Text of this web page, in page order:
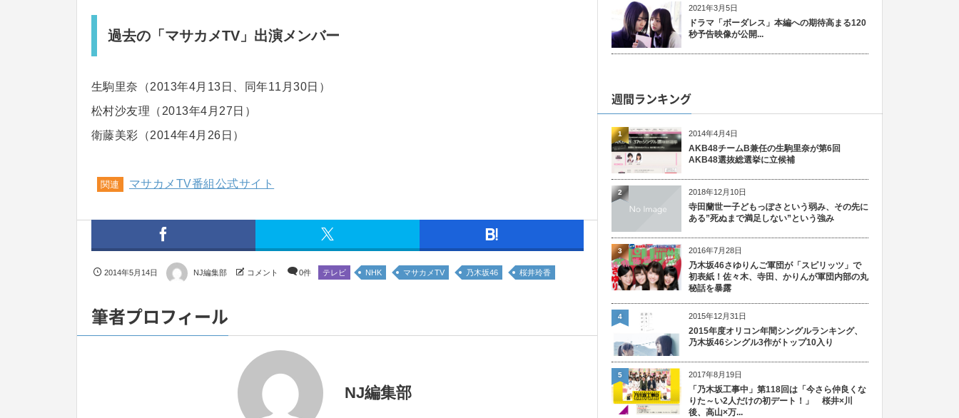
過去の「マサカメTV」出演メンバー
生駒里奈（2013年4月13日、同年11月30日）
松村沙友理（2013年4月27日）
衛藤美彩（2014年4月26日）
関連 マサカメTV番組公式サイト
2014年5月14日 NJ編集部 コメント 0件 テレビ NHK マサカメTV 乃木坂46 桜井玲香
筆者プロフィール
NJ編集部
2021年3月5日
ドラマ「ボーダレス」本編への期待高まる120
秒予告映像が公開...
週間ランキング
2014年4月4日
AKB48チームB兼任の生駒里奈が第6回
AKB48選抜総選挙に立候補
1
2018年12月10日
寺田蘭世ー子どもっぽさという弱み、その先に
ある”死ぬまで満足しない”という強み
2
2016年7月28日
乃木坂46さゆりんご軍団が「スピリッツ」で
初表紙！佐々木、寺田、かりんが軍団内部の丸
秘話を暴露
3
2015年12月31日
2015年度オリコン年間シングルランキング、
乃木坂46シングル3作がトップ10入り
4
2017年8月19日
「乃木坂工事中」第118回は「今さら仲良くな
りた～い2人だけの初デート！」 桜井×川
後、高山×万...
5